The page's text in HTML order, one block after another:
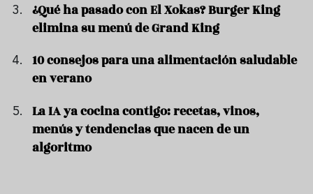
¿Qué ha pasado con El Xokas? Burger King
elimina su menú de Grand King
10 consejos para una alimentación saludable
en verano
La IA ya cocina contigo: recetas, vinos,
menús y tendencias que nacen de un
algoritmo